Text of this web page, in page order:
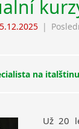
|
na italštinu
Už 20